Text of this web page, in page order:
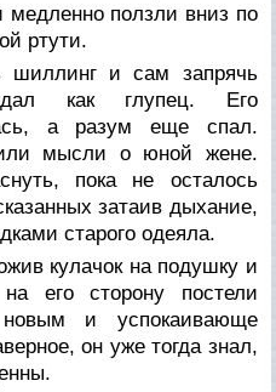
ползли вниз по
ртути.
шиллинг и сам запрячь
как глупец. Его
а разум еще спал.
мысли о юной жене.
пока не осталось
затаив дыхание,
старого одеяла.
кулачок на подушку и
его сторону постели
новым и успокаивающе
он уже тогда знал,